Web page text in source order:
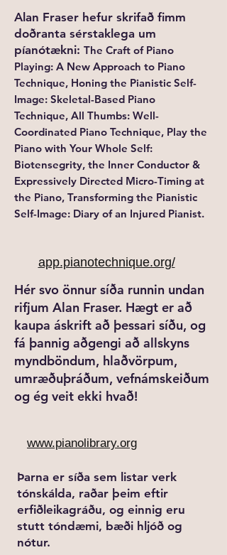
Alan Fraser hefur skrifað fimm
doðranta sérstaklega um
píanótækni: The Craft of Piano
Playing: A New Approach to Piano
Technique, Honing the Pianistic Self-
Image: Skeletal-Based Piano
Technique, All Thumbs: Well-
Coordinated Piano Technique, Play the
Piano with Your Whole Self:
Biotensegrity, the Inner Conductor &
Expressively Directed Micro-Timing at
the Piano, Transforming the Pianistic
Self-Image: Diary of an Injured Pianist.
app.pianotechnique.org/
Hér svo önnur síða runnin undan
rifjum Alan Fraser. Hægt er að
kaupa áskrift að þessari síðu, og
fá þannig aðgengi að allskyns
myndböndum, hlaðvörpum,
umræðuþráðum, vefnámskeiðum
og ég veit ekki hvað!
www.pianolibrary.org
Þarna er síða sem listar verk
tónskálda, raðar þeim eftir
erfiðleikagráðu, og einnig eru
stutt tóndæmi, bæði hljóð og
nótur.